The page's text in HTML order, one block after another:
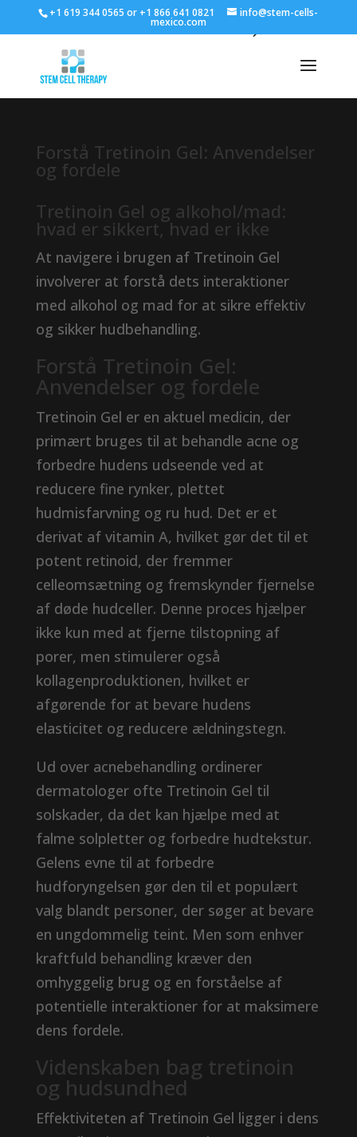
+1 619 344 0565 or +1 866 641 0821 info@stem-cells-
mexico.com
Forstå Tretinoin Gel: Anvendelser
og fordele
Tretinoin Gel og alkohol/mad:
hvad er sikkert, hvad er ikke
At navigere i brugen af ​​Tretinoin Gel
involverer at forstå dets interaktioner
med alkohol og mad for at sikre effektiv
og sikker hudbehandling.
Forstå Tretinoin Gel:
Anvendelser og fordele
Tretinoin Gel er en aktuel medicin, der
primært bruges til at behandle acne og
forbedre hudens udseende ved at
reducere fine rynker, plettet
hudmisfarvning og ru hud. Det er et
derivat af vitamin A, hvilket gør det til et
potent retinoid, der fremmer
celleomsætning og fremskynder fjernelse
af døde hudceller. Denne proces hjælper
ikke kun med at fjerne tilstopning af
porer, men stimulerer også
kollagenproduktionen, hvilket er
afgørende for at bevare hudens
elasticitet og reducere ældningstegn.
Ud over acnebehandling ordinerer
dermatologer ofte Tretinoin Gel til
solskader, da det kan hjælpe med at
falme solpletter og forbedre hudtekstur.
Gelens evne til at forbedre
hudforyngelsen gør den til et populært
valg blandt personer, der søger at bevare
en ungdommelig teint. Men som enhver
kraftfuld behandling kræver den
omhyggelig brug og en forståelse af
potentielle interaktioner for at maksimere
dens fordele.
Videnskaben bag tretinoin
og hudsundhed
Effektiviteten af ​​Tretinoin Gel ligger i dens